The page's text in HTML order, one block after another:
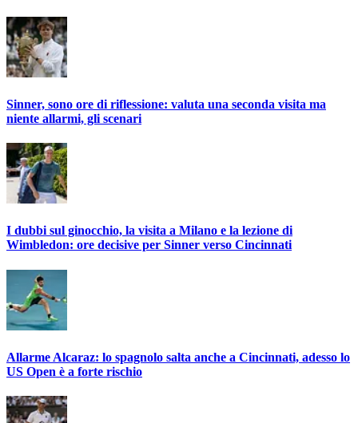
Sinner, sono ore di riflessione: valuta una seconda visita ma
niente allarmi, gli scenari
I dubbi sul ginocchio, la visita a Milano e la lezione di
Wimbledon: ore decisive per Sinner verso Cincinnati
Allarme Alcaraz: lo spagnolo salta anche a Cincinnati, adesso lo
US Open è a forte rischio